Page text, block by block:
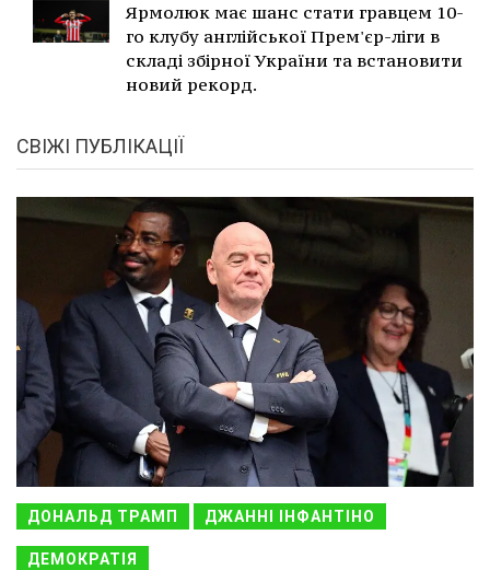
Ярмолюк має шанс стати гравцем 10-
го клубу англійської Прем'єр-ліги в
складі збірної України та встановити
новий рекорд.
СВІЖІ ПУБЛІКАЦІЇ
ДОНАЛЬД ТРАМП ДЖАННІ ІНФАНТІНО
ДЕМОКРАТІЯ